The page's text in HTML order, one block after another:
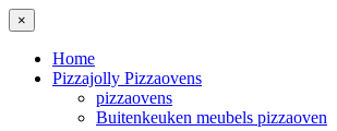
×
Home
Pizzajolly Pizzaovens
pizzaovens
Buitenkeuken meubels pizzaoven